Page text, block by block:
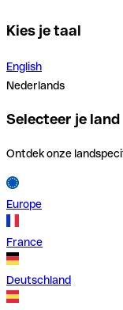
Kies je taal
English
Nederlands
Selecteer je land
Ontdek onze
Europe
France
Deutschland